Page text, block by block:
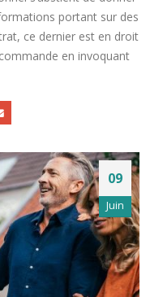
portant sur des
ce dernier est en droit
en invoquant
09
Juin